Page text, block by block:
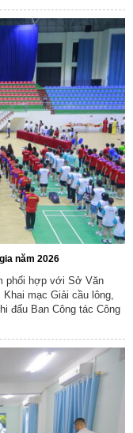
năm 2026
phối hợp với Sở Văn
mạc Giải cầu lông,
đấu Ban Công tác Công